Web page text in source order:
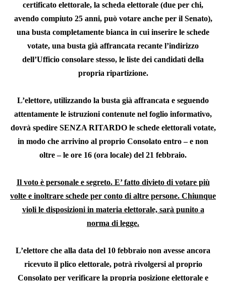
certificato elettorale, la scheda elettorale (due per chi,
avendo compiuto 25 anni, può votare anche per il Senato),
una busta completamente bianca in cui inserire le schede
votate, una busta già affrancata recante l’indirizzo
dell’Ufficio consolare stesso, le liste dei candidati della
propria ripartizione.
L’elettore, utilizzando la busta già affrancata e seguendo
attentamente le istruzioni contenute nel foglio informativo,
dovrà spedire SENZA RITARDOle schede elettorali votate,
in modo che arrivino al proprio Consolato entro – e non
oltre – le ore 16 (ora locale) del 21 febbraio.
Il voto è personale e segreto. E’ fatto divieto di votare più
volte e inoltrare schede per conto di altre persone. Chiunque
violi le disposizioni in materia elettorale, sarà punito a
norma di legge.
L’elettore che alla data del 10 febbraio non avesse ancora
ricevuto il plico elettorale, potrà rivolgersi al proprio
Consolato per verificare la propria posizione elettorale e